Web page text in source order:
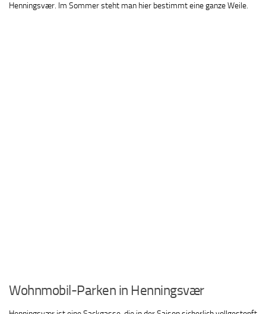
Henningsvær. Im Sommer steht man hier bestimmt eine ganze Weile.
Wohnmobil-Parken in Henningsvær